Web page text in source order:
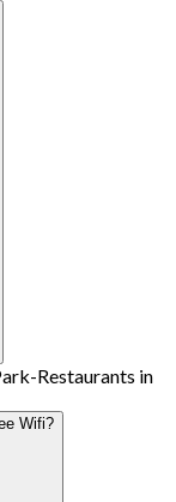
Restaurants in
Wifi?